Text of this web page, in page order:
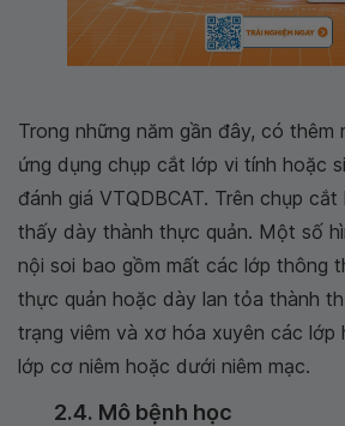
Trong những năm gần đây, có thêm
ứng dụng chụp cắt lớp vi tính hoặc
đánh giá VTQDBCAT. Trên chụp
thấy dày thành thực quản. Một số
nội soi bao gồm mất các lớp thông
thực quản hoặc dày lan tỏa thành
trạng viêm và xơ hóa xuyên các lớp
lớp cơ niêm hoặc dưới niêm mạc.
2.4. Mô bệnh học